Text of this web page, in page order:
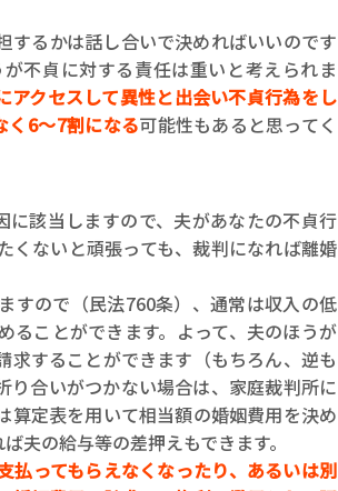
るかは話し合いで決めればいいのです
不貞に対する責任は重いと考えられま
アクセスして異性と出会い不貞行為をし
く6～7割になる可能性もあると思ってく
に該当しますので、夫があなたの不貞行
くないと頑張っても、裁判になれば離婚
すので（民法760条）、通常は収入の低
ることができます。よって、夫のほうが
することができます（もちろん、逆も
り合いがつかない場合は、家庭裁判所に
定表を用いて相当額の婚姻費用を決め
夫の給与等の差押えもできます。
払ってもらえなくなったり、あるいは別